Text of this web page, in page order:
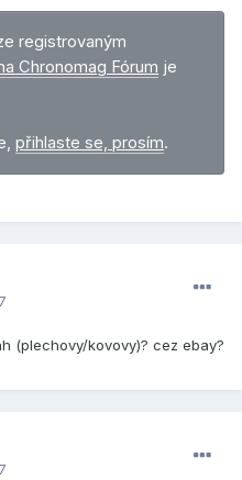
registrovaným
Chronomag Fórum je
přihlaste se, prosím.
(plechovy/kovovy)? cez ebay?